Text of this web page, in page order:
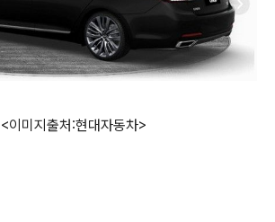
<이미지출처:현대자동차>